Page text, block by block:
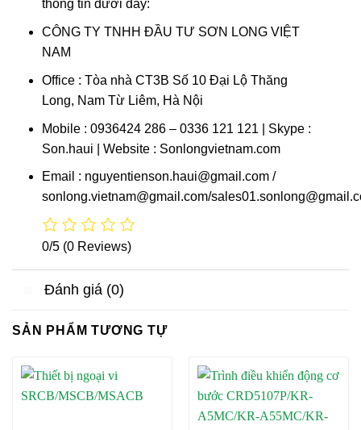
thông tin dưới đây:
CÔNG TY TNHH ĐẦU TƯ SƠN LONG VIỆT
NAM
Office : Tòa nhà CT3B Số 10 Đại Lộ Thăng
Long, Nam Từ Liêm, Hà Nội
Mobile : 0936424 286 – 0336 121 121 | Skype :
Son.haui | Website : Sonlongvietnam.com
Email : nguyentienson.haui@gmail.com /
sonlong.vietnam@gmail.com/
0/5 (0 Reviews)
Đánh giá (0)
SẢN PHẨM TƯƠNG TỰ